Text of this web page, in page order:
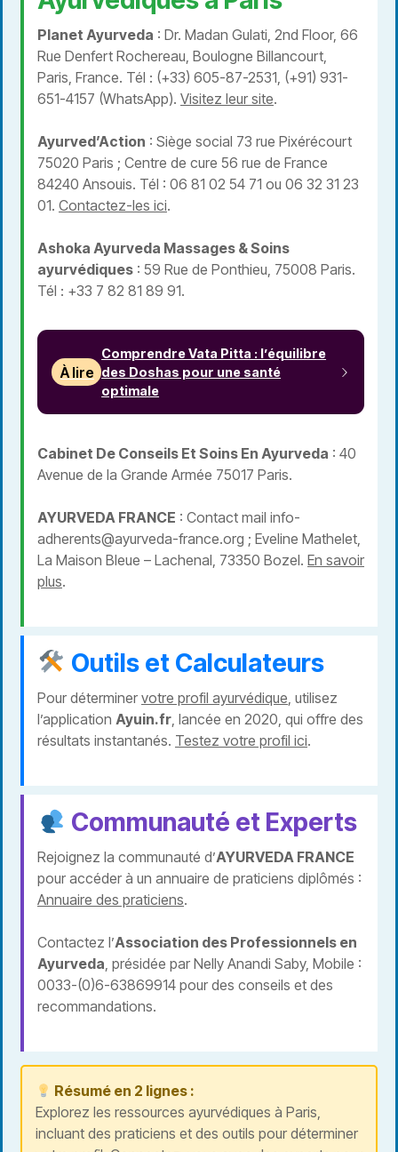
Planet Ayurveda : Dr. Madan Gulati, 2nd Floor, 66
Rue Denfert Rochereau, Boulogne Billancourt,
Paris, France. Tél : (+33) 605-87-2531, (+91) 931-
651-4157 (WhatsApp). Visitez leur site.
Ayurved’Action : Siège social 73 rue Pixérécourt
75020 Paris ; Centre de cure 56 rue de France
84240 Ansouis. Tél : 06 81 02 54 71 ou 06 32 31 23
01. Contactez-les ici.
Ashoka Ayurveda Massages & Soins
ayurvédiques : 59 Rue de Ponthieu, 75008 Paris.
Tél : +33 7 82 81 89 91.
À lire
Comprendre Vata Pitta : l’équilibre
des Doshas pour une santé
optimale
Cabinet De Conseils Et Soins En Ayurveda : 40
Avenue de la Grande Armée 75017 Paris.
AYURVEDA FRANCE : Contact mail info-
adherents@ayurveda-france.org ; Eveline Mathelet,
La Maison Bleue – Lachenal, 73350 Bozel. En savoir
plus.
Outils et Calculateurs
Pour déterminer votre profil ayurvédique, utilisez
l’application Ayuin.fr, lancée en 2020, qui offre des
résultats instantanés. Testez votre profil ici.
Communauté et Experts
Rejoignez la communauté d’AYURVEDA FRANCE
pour accéder à un annuaire de praticiens diplômés :
Annuaire des praticiens.
Contactez l’Association des Professionnels en
Ayurveda, présidée par Nelly Anandi Saby, Mobile :
0033-(0)6-63869914 pour des conseils et des
recommandations.
Résumé en 2 lignes :
Explorez les ressources ayurvédiques à Paris,
incluant des praticiens et des outils pour déterminer